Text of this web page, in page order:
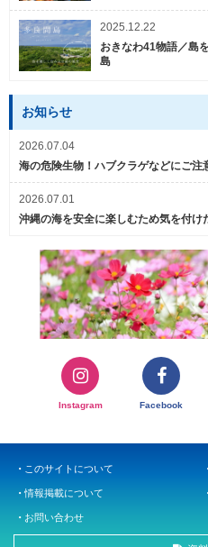
2025.12.22
おきなわ41物語／島
島
お知らせ
2026.07.04
海の危険生物！ハブクラゲなどにご注
2026.07.01
沖縄の海を安全に楽しむため気を付け
Instagram Facebook
このサイトについて
情報掲載について
お問い合わせ